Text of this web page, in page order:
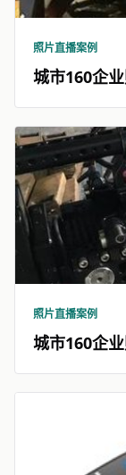
照片直播案例
城市160企
照片直播案例
城市160企